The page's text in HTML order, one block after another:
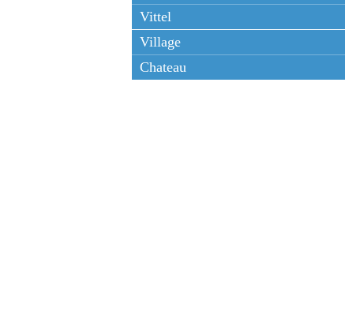
Vittel
Village
Chateau